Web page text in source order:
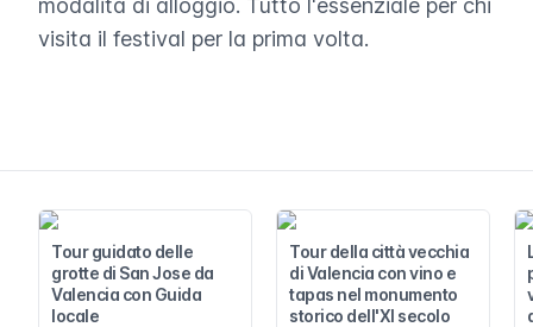
modalità di alloggio. Tutto l'essenziale per chi
visita il festival per la prima volta.
Tour guidato delle
grotte di San Jose da
Valencia con Guida
locale
Tour della città vecchia
di Valencia con vino e
tapas nel monumento
storico dell'XI secolo